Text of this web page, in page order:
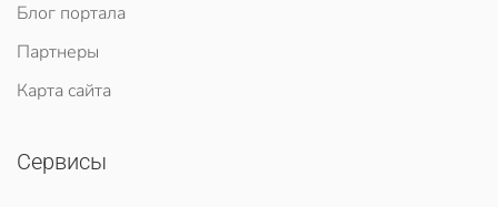
Блог портала
Партнеры
Карта сайта
Сервисы